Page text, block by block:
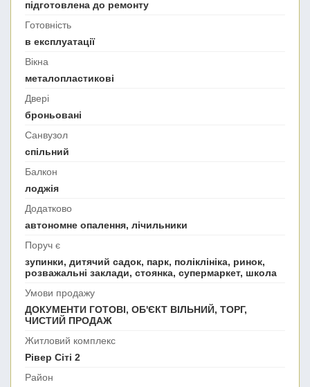
підготовлена до ремонту
Готовність
в експлуатації
Вікна
металопластикові
Двері
броньовані
Санвузол
спільний
Балкон
лоджія
Додатково
автономне опалення, лічильники
Поруч є
зупинки, дитячий садок, парк, поліклініка, ринок,
розважальні заклади, стоянка, супермаркет, школа
Умови продажу
ДОКУМЕНТИ ГОТОВІ, ОБ'ЄКТ ВІЛЬНИЙ, ТОРГ,
ЧИСТИЙ ПРОДАЖ
Житловий комплекс
Рівер Сіті 2
Район